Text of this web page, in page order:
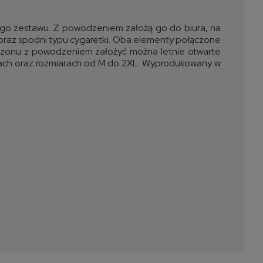
zestawu. Z powodzeniem założą go do biura, na
spodni typu cygaretki. Oba elementy połączone
z powodzeniem założyć można letnie otwarte
oraz rozmiarach od M do 2XL. Wyprodukowany w